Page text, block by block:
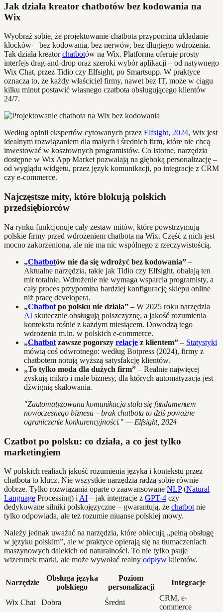
Jak działa kreator chatbotów bez kodowania na
Wix
Wyobraź sobie, że projektowanie chatbota przypomina układanie
klocków – bez kodowania, bez nerwów, bez długiego wdrożenia.
Tak działa kreatorchatbotów na Wix. Platforma oferuje prosty
interfejs drag-and-drop oraz szeroki wybór aplikacji – od natywnego
Wix Chat, przez Tidio czy Elfsight, po Smartsupp. W praktyce
oznacza to, że każdy właściciel firmy, nawet bez IT, może w ciągu
kilku minut postawić własnego czatbota obsługującego klientów
24/7.
Według opinii ekspertów cytowanych przez Elfsight, 2024, Wix jest
idealnym rozwiązaniem dla małych i średnich firm, które nie chcą
inwestować w kosztownych programistów. Co istotne, narzędzia
dostępne w Wix App Market pozwalają na głęboką personalizację –
od wyglądu widgetu, przez język komunikacji, po integracje z CRM
czy e-commerce.
Najczęstsze mity, które blokują polskich
przedsiębiorców
Na rynku funkcjonuje cały zestaw mitów, które powstrzymują
polskie firmy przed wdrożeniem chatbota na Wix. Część z nich jest
mocno zakorzeniona, ale nie ma nic wspólnego z rzeczywistością.
„Chatbotów nie da się wdrożyć bez kodowania” –
Aktualne narzędzia, takie jak Tidio czy Elfsight, obalają ten
mit totalnie. Wdrożenie nie wymaga wsparcia programisty, a
cały proces przypomina bardziej konfigurację sklepu online
niż pracę developera.
„Chatbot po polsku nie działa” – W 2025 roku narzędzia
AI skutecznie obsługują polszczyznę, a jakość rozumienia
kontekstu rośnie z każdym miesiącem. Dowodzą tego
wdrożenia m.in. w polskich e-commerce.
„Chatbot zawsze pogorszy relacje z klientem” – Statystyki
mówią coś odwrotnego: według Botpress (2024), firmy z
chatbotem notują wyższą satysfakcję klientów.
„To tylko moda dla dużych firm” – Realnie najwięcej
zyskują mikro i małe biznesy, dla których automatyzacja jest
dźwignią skalowania.
"Zautomatyzowana komunikacja stała się fundamentem
nowoczesnego biznesu – brak chatbota to dziś poważne
ograniczenie konkurencyjności." — Elfsight, 2024
Czatbot po polsku: co działa, a co jest tylko
marketingiem
W polskich realiach jakość rozumienia języka i kontekstu przez
chatbota to klucz. Nie wszystkie narzędzia radzą sobie równie
dobrze. Tylko rozwiązania oparte o zaawansowane NLP(Natural
Language Processing) i AI – jak integracje z GPT-4 czy
dedykowane silniki polskojęzyczne – gwarantują, że chatbot nie
tylko odpowiada, ale też rozumie niuanse polskiej mowy.
Należy jednak uważać na narzędzia, które obiecują „pełną obsługę
w języku polskim”, ale w praktyce opierają się na tłumaczeniach
maszynowych dalekich od naturalności. To nie tylko psuje
wizerunek marki, ale może wywołać realny odpływ klientów.
Narzędzie
Obsługa języka
polskiego
Poziom
personalizacji
Integracje
Wix Chat Dobra Średni
CRM, e-
commerce